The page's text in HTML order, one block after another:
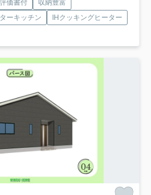
価書付
収納豊富
ーキッチン
IHクッキングヒーター